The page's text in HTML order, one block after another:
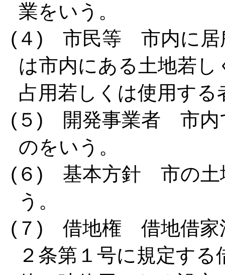
業をいう。
(４) 市民等 市内に居
は市内にある土地若
占用若しくは使用する
(５) 開発事業者 市内
のをいう。
(６) 基本方針 市の土
う。
(７) 借地権 借地借家
２条第１号に規定す